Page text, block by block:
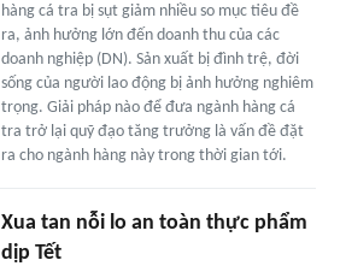
hàng cá tra bị sụt giảm nhiều so mục tiêu đề
ra, ảnh hưởng lớn đến doanh thu của các
doanh nghiệp (DN). Sản xuất bị đình trệ, đời
sống của người lao động bị ảnh hưởng nghiêm
trọng. Giải pháp nào để đưa ngành hàng cá
tra trở lại quỹ đạo tăng trưởng là vấn đề đặt
ra cho ngành hàng này trong thời gian tới.
Xua tan nỗi lo an toàn thực phẩm
dịp Tết